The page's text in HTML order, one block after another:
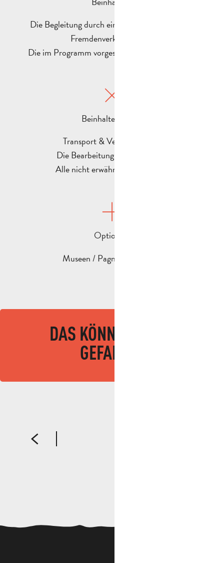
Die Begleitung durch einen Fremdenführer des
Fremdenverkehrsamtes.
Die im Programm vorgesehenen Besichtigungen
Beinhaltet nicht :
Transport & Versicherungen
Die Bearbeitungsgebühr (20 €)
Alle nicht erwähnten Leistungen
Optional :
Museen / Pagnol-Konferenz
DAS KÖNNTE IHNEN
GEFALLEN